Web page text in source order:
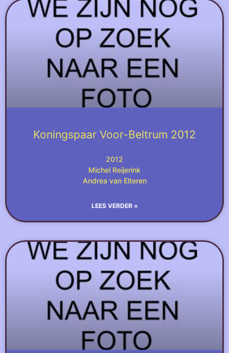
Koningspaar Voor-Beltrum 2012
2012
Michel Reijerink
Andrea van Elteren
LEES VERDER »